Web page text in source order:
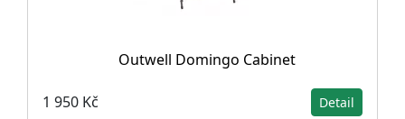
Outwell Domingo Cabinet
1 950 Kč Detail